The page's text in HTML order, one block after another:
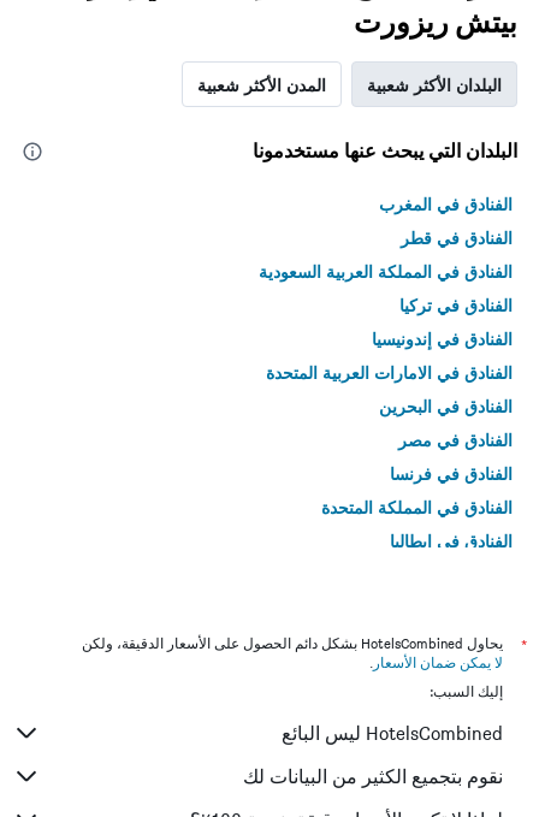
بيتش ريزورت
البلدان الأكثر شعبية المدن الأكثر شعبية
البلدان التي يبحث عنها مستخدمونا
الفنادق في المغرب
الفنادق في قطر
الفنادق في المملكة العربية السعودية
الفنادق في تركيا
الفنادق في إندونيسيا
الفنادق في الامارات العربية المتحدة
الفنادق في البحرين
الفنادق في مصر
الفنادق في فرنسا
الفنادق في المملكة المتحدة
الفنادق في إيطاليا
*
يحاول HotelsCombined بشكل دائم الحصول على الأسعار الدقيقة، ولكن
لا يمكن ضمان الأسعار .
إليك السبب:
HotelsCombined ليس البائع
نقوم بتجميع الكثير من البيانات لك